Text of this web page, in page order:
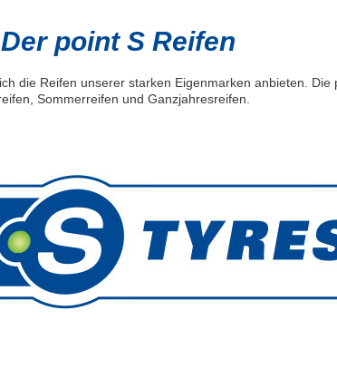
point S Reifen
die Reifen unserer starken Eigenmarken anbieten.
Sommerreifen und Ganzjahresreifen.